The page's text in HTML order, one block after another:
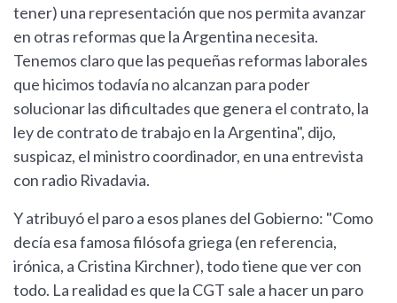
tener) una representación que nos permita avanzar
en otras reformas que la Argentina necesita.
Tenemos claro que las pequeñas reformas laborales
que hicimos todavía no alcanzan para poder
solucionar las dificultades que genera el contrato, la
ley de contrato de trabajo en la Argentina", dijo,
suspicaz, el ministro coordinador, en una entrevista
con radio Rivadavia.
Y atribuyó el paro a esos planes del Gobierno: "Como
decía esa famosa filósofa griega (en referencia,
irónica, a Cristina Kirchner), todo tiene que ver con
todo. La realidad es que la CGT sale a hacer un paro